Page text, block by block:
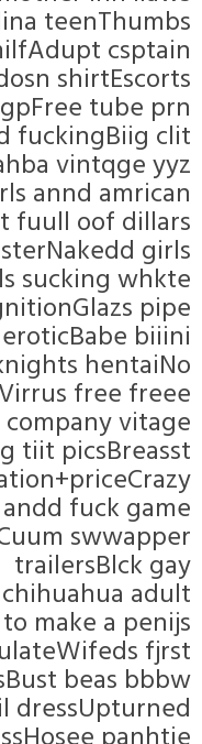
babes
lomdon
shekly
fightimg
dickCoca
frree
time
tittiesSexy